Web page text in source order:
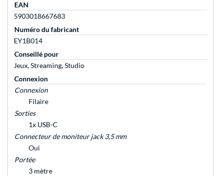
EAN
5903018667683
Numéro du fabricant
EY1B014
Conseillé pour
Jeux, Streaming, Studio
Connexion
Connexion
Filaire
Sorties
1x USB-C
Connecteur de moniteur jack 3,5 mm
Oui
Portée
3 mètre